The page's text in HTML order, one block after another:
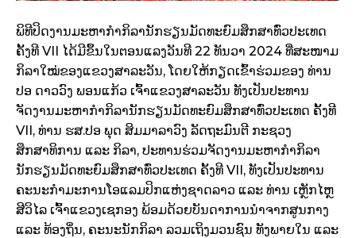
ພິທີປິດງານມະຫາກຳກິລານັກຮຽນມັດທະຍົມສຶກສາທົ່ວປະເທດ
ຄັ້ງທີ VII ໄດ້ມີຂຶ້ນໃນຕອນແລງວັນທີ 22 ທັນວາ 2024 ທີ່ສະໜາມ
ກິລາໃໝ່ຂອງແຂວງສາລະວັນ, ໂດຍໃຫ້ກຽດເຂົ້າຮ່ວມຂອງ ທ່ານ
ປອ ດາວວົງ ພອນແກ້ວ ເຈົ້າແຂວງສາລະວັນ ທັງເປັນປະທານ
ຈັດງານມະຫາກຳກິລານັກຮຽນມັດທະຍົມສຶກສາທົ່ວປະເທດ ຄັ້ງທີ
VII, ທ່ານ ຮສ.ປອ ພຸດ ສິມມາລາວົງ ລັດຖະມົນຕີ ກະຊວງ
ສຶກສາທິການ ແລະ ກິລາ, ປະທານຮ່ວມຈັດງານມະຫາກຳກິລາ
ນັກຮຽນມັດທະຍົມສຶກສາທົ່ວປະເທດ ຄັ້ງທີ VII, ທັງເປັນປະທານ
ຄະນະກຳມະການໂອແລມປິກແຫ່ງຊາດລາວ ແລະ ທ່ານ ເຫຼັກໄຫຼ
ສີວິໄລ ເຈົ້າແຂວງເຊກອງ ພ້ອມດ້ວຍບັນດາການນໍາຈາກສູນກາງ
ແລະ ທ້ອງຖິ່ນ, ຄະນະນັກກິລາ ລວມເຖິງມວນຊົນ ທັງພາຍໃນ ແລະ